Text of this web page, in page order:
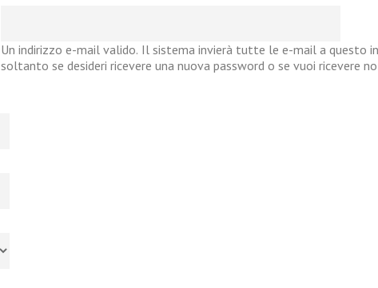
Un indirizzo e-mail valido. Il sistema invierà tutte le e-mail a questo
soltanto se desideri ricevere una nuova password o se vuoi ricevere